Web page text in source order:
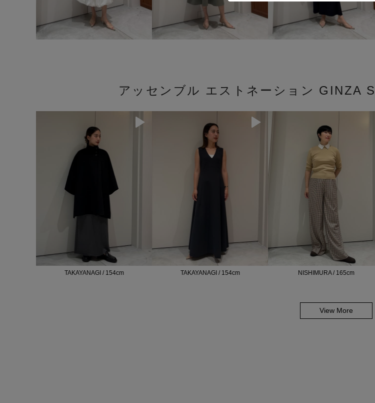
アッセンブル エストネーション GINZA
TAKAYANAGI / 154cm TAKAYANAGI / 154cm NISHIMURA / 165cm
View More